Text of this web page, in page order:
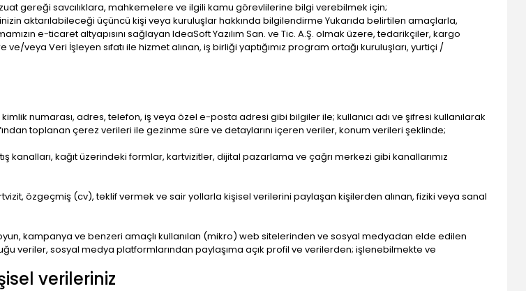
gereği savcılıklara, mahkemelere ve ilgili kamu görevlilerine bilgi verebilmek için;
aktarılabileceği üçüncü kişi veya kuruluşlar hakkında bilgilendirme Yukarıda belirtilen amaçlarla,
e-ticaret altyapısını sağlayan IdeaSoft Yazılım San. ve Tic. A.Ş. olmak üzere, tedarikçiler, kargo
veya Veri İşleyen sıfatı ile hizmet alınan, iş birliği yaptığımız program ortağı kuruluşları, yurtiçi /
numarası, adres, telefon, iş veya özel e-posta adresi gibi bilgiler ile; kullanıcı adı ve şifresi kullanılarak
toplanan çerez verileri ile gezinme süre ve detaylarını içeren veriler, konum verileri şeklinde;
kanalları, kağıt üzerindeki formlar, kartvizitler, dijital pazarlama ve çağrı merkezi gibi kanallarımız
özgeçmiş (cv), teklif vermek ve sair yollarla kişisel verilerini paylaşan kişilerden alınan, fiziki veya sanal
kampanya ve benzeri amaçlı kullanılan (mikro) web sitelerinden ve sosyal medyadan elde edilen
veriler, sosyal medya platformlarından paylaşıma açık profil ve verilerden; işlenebilmekte ve
verileriniz